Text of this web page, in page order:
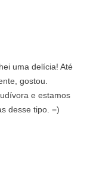
uma delícia! Até
gostou.
e estamos
desse tipo. =)